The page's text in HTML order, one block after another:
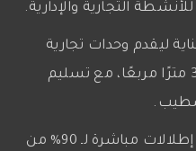
ليقدم وحدات تجارية
وإدارية بمساحات تبدأ من 36 مترًا مربعًا، مع تسليم
يتيح الموقع المتميز للمول إطلالات مباشرة لـ 90% من